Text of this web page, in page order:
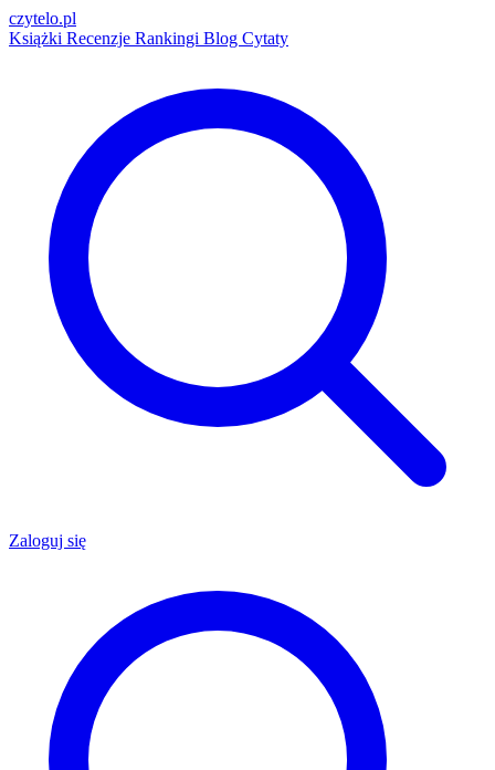
czytelo.pl
Książki Recenzje Rankingi Blog Cytaty
Zaloguj się